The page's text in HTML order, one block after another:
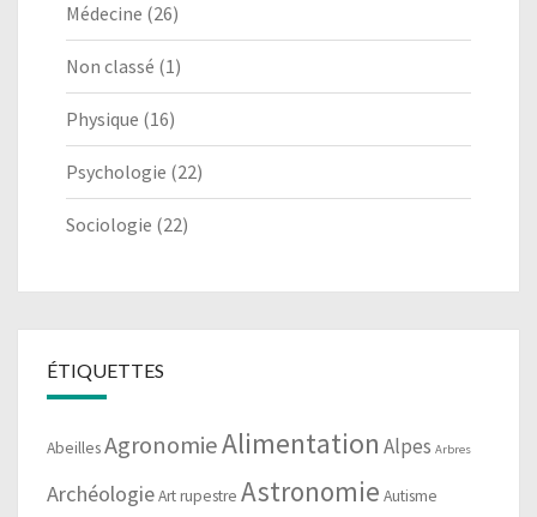
Médecine (26)
Non classé (1)
Physique (16)
Psychologie (22)
Sociologie (22)
ÉTIQUETTES
AbeillesAgronomieAlimentation Alpes Arbres
ArchéologieArt rupestre Astronomie Autisme